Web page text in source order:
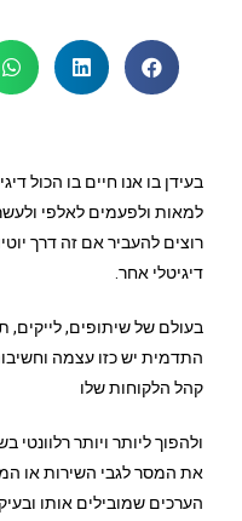
בעידן בו אנו חיים בו הכול
למאות ולפעמים לאלפי
רוצים להעביר אם זה דרך
דיגיטלי אחר.
בעולם של שיתופים, לייקים,
התדמית יש כזו עצמה
קהל הלקוחות שלו
ולהפוך ליותר ויותר
את המסר לגבי השירות או
הערכים שמובילים אותו